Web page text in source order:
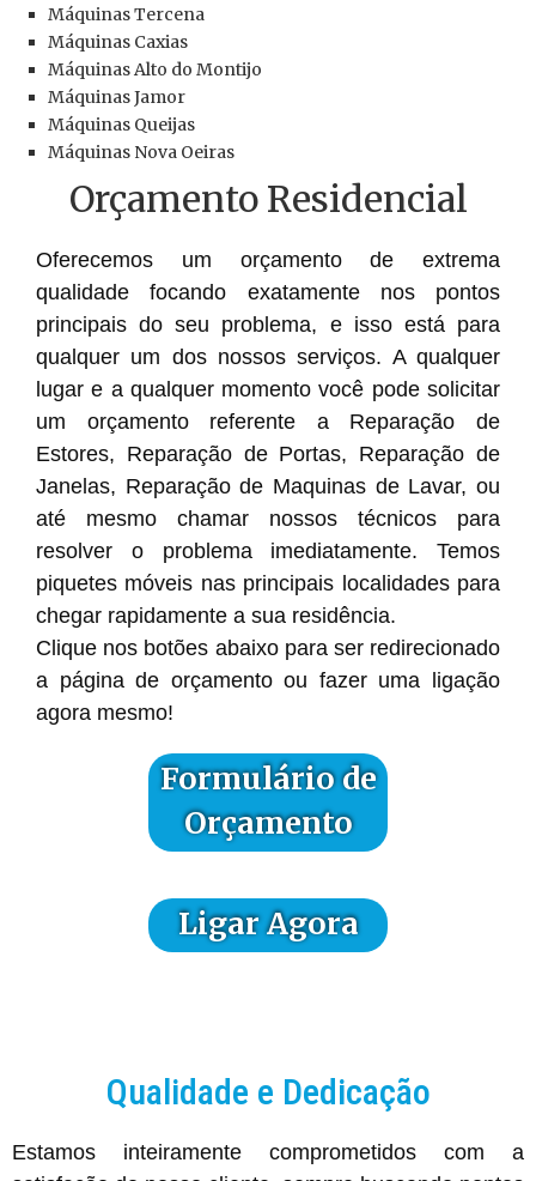
Máquinas Tercena
Máquinas Caxias
Máquinas Alto do Montijo
Máquinas Jamor
Máquinas Queijas
Máquinas Nova Oeiras
Orçamento Residencial
Oferecemos um orçamento de extrema
qualidade focando exatamente nos pontos
principais do seu problema, e isso está para
qualquer um dos nossos serviços. A qualquer
lugar e a qualquer momento você pode solicitar
um orçamento referente a Reparação de
Estores, Reparação de Portas, Reparação de
Janelas, Reparação de Maquinas de Lavar, ou
até mesmo chamar nossos técnicos para
resolver o problema imediatamente. Temos
piquetes móveis nas principais localidades para
chegar rapidamente a sua residência.
Clique nos botões abaixo para ser redirecionado
a página de orçamento ou fazer uma ligação
agora mesmo!
Formulário de
Orçamento
Ligar Agora
Qualidade e Dedicação
Estamos inteiramente comprometidos com a